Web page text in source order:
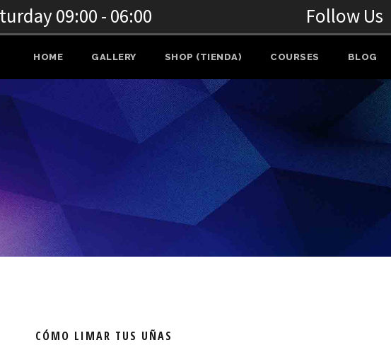
09:00 - 06:00 Follow Us
HOME GALLERY SHOP (TIENDA) COURSES BLOG
CÓMO LIMAR TUS UÑAS